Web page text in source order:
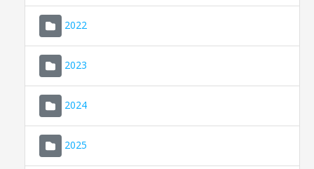
2022
2023
2024
2025